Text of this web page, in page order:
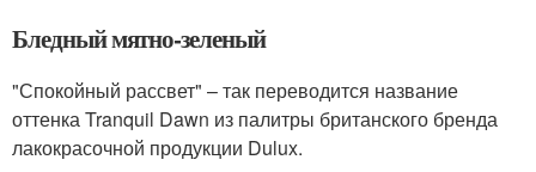
Бледный мятно-зеленый
"Спокойный рассвет" – так переводится название
оттенка Tranquil Dawn из палитры британского бренда
лакокрасочной продукции Dulux.